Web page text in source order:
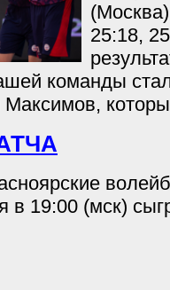
25:18,
команды
в 19:00 (мск)